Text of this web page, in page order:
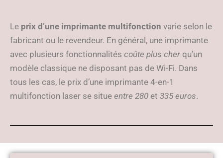
Le prix d’une imprimante multifonction varie selon le
fabricant ou le revendeur. En général, une imprimante
avec plusieurs fonctionnalités coûte plus cher qu’un
modèle classique ne disposant pas de Wi-Fi. Dans
tous les cas, le prix d’une imprimante 4-en-1
multifonction laser se situe entre 280 et 335 euros.